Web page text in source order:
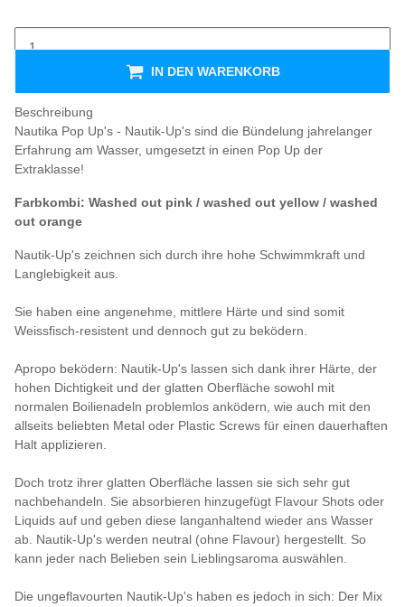
IN DEN WARENKORB
Beschreibung
Nautika Pop Up's - Nautik-Up's sind die Bündelung jahrelanger
Erfahrung am Wasser, umgesetzt in einen Pop Up der
Extraklasse!
Farbkombi: Washed out pink / washed out yellow / washed
out orange
Nautik-Up's zeichnen sich durch ihre hohe Schwimmkraft und
Langlebigkeit aus.
Sie haben eine angenehme, mittlere Härte und sind somit
Weissfisch-resistent und dennoch gut zu beködern.
Apropo beködern: Nautik-Up's lassen sich dank ihrer Härte, der
hohen Dichtigkeit und der glatten Oberfläche sowohl mit
normalen Boilienadeln problemlos anködern, wie auch mit den
allseits beliebten Metal oder Plastic Screws für einen dauerhaften
Halt applizieren.
Doch trotz ihrer glatten Oberfläche lassen sie sich sehr gut
nachbehandeln. Sie absorbieren hinzugefügt Flavour Shots oder
Liquids auf und geben diese langanhaltend wieder ans Wasser
ab. Nautik-Up's werden neutral (ohne Flavour) hergestellt. So
kann jeder nach Belieben sein Lieblingsaroma auswählen.
Die ungeflavourten Nautik-Up's haben es jedoch in sich: Der Mix